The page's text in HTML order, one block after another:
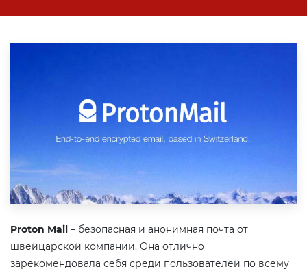
Proton Mail – безопасная и анонимная почта от
швейцарской компании. Она отлично
зарекомендовала себя среди пользователей по всему